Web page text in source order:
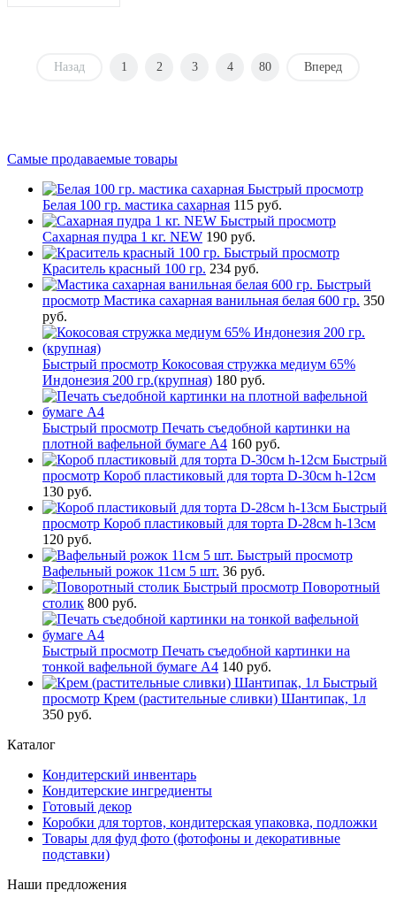
Назад 1 2 3 4 80 Вперед
Самые продаваемые товары
Быстрый просмотр
Белая 100 гр. мастика сахарная 115 руб.
Быстрый просмотр
Сахарная пудра 1 кг. NEW 190 руб.
Быстрый просмотр
Краситель красный 100 гр. 234 руб.
Быстрый
просмотр Мастика сахарная ванильная белая 600 гр. 350
руб.
Быстрый просмотр Кокосовая стружка медиум 65%
Индонезия 200 гр.(крупная) 180 руб.
Быстрый просмотр Печать съедобной картинки на
плотной вафельной бумаге А4 160 руб.
Быстрый
просмотр Короб пластиковый для торта D-30см h-12см
130 руб.
Быстрый
просмотр Короб пластиковый для торта D-28см h-13см
120 руб.
Быстрый просмотр
Вафельный рожок 11см 5 шт. 36 руб.
Быстрый просмотр Поворотный
столик 800 руб.
Быстрый просмотр Печать съедобной картинки на
тонкой вафельной бумаге А4 140 руб.
Быстрый
просмотр Крем (растительные сливки) Шантипак, 1л
350 руб.
Каталог
Кондитерский инвентарь
Кондитерские ингредиенты
Готовый декор
Коробки для тортов, кондитерская упаковка, подложки
Товары для фуд фото (фотофоны и декоративные
подставки)
Наши предложения